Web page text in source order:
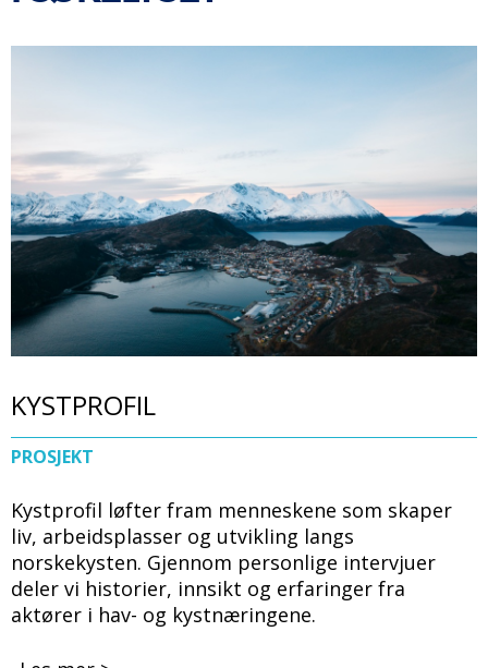
d
e
KYSTPROFIL
PROSJEKT
Kystprofil løfter fram menneskene som skaper
liv, arbeidsplasser og utvikling langs
norskekysten. Gjennom personlige intervjuer
deler vi historier, innsikt og erfaringer fra
aktører i hav- og kystnæringene.